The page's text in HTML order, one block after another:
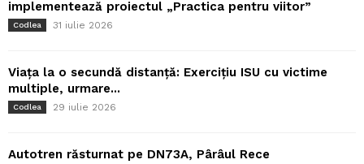
implementează proiectul „Practica pentru viitor”
Codlea 31 iulie 2026
Viața la o secundă distanță: Exercițiu ISU cu victime
multiple, urmare...
Codlea 29 iulie 2026
Autotren răsturnat pe DN73A, Pârâul Rece